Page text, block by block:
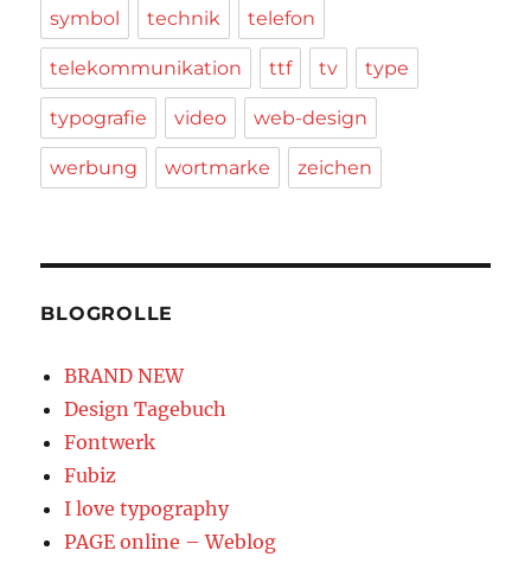
symbol technik telefon
telekommunikation ttf tv type
typografie video web-design
werbung wortmarke zeichen
BLOGROLLE
BRAND NEW
Design Tagebuch
Fontwerk
Fubiz
I love typography
PAGE online – Weblog